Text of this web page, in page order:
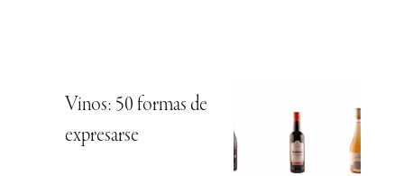
Vinos: 50 formas de
expresarse